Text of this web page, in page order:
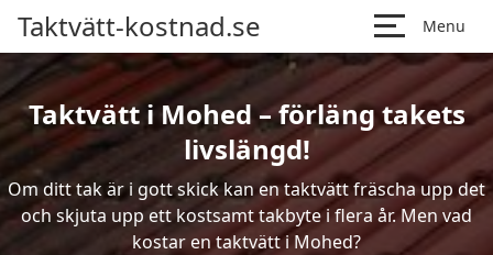
Taktvätt-kostnad.se Menu
Taktvätt i Mohed – förläng takets
livslängd!
Om ditt tak är i gott skick kan en taktvätt fräscha upp det
och skjuta upp ett kostsamt takbyte i flera år. Men vad
kostar en taktvätt i Mohed?